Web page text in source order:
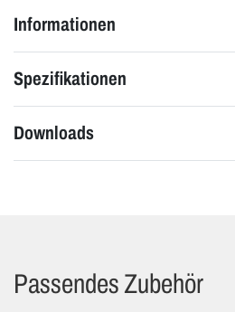
Informationen
Spezifikationen
Downloads
Passendes Zubehör